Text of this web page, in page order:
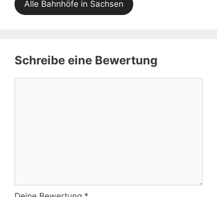
Alle Bahnhöfe in Sachsen
Schreibe eine Bewertung